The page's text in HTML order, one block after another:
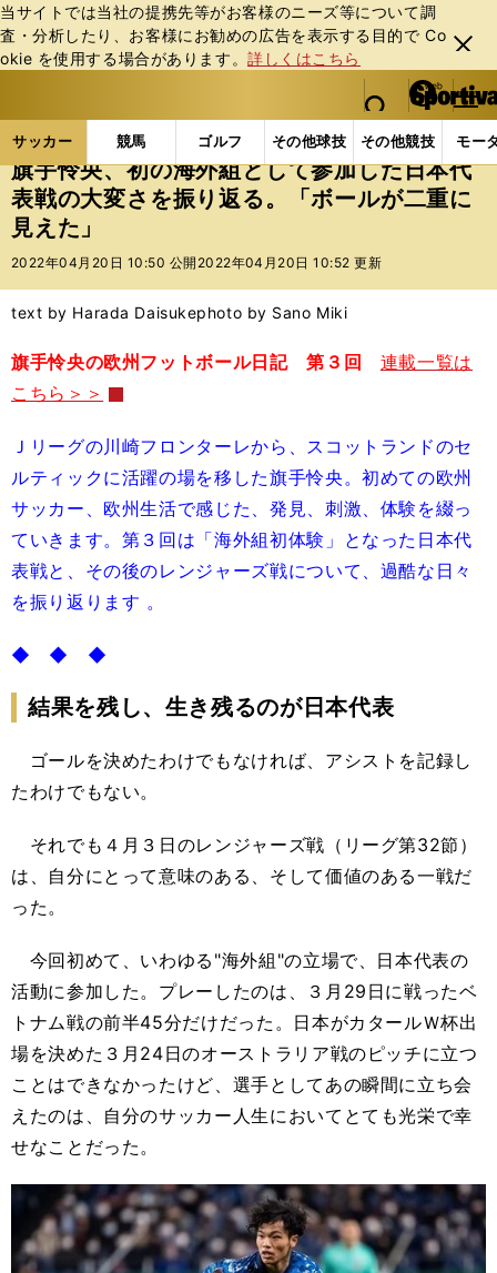
当サイトでは当社の提携先等がお客様のニーズ等について調
査・分析したり、お客様にお勧めの広告を表⽰する⽬的で Co
okie を使⽤する場合があります。詳しくはこちら
閉じ
る
web Sportiva (webスポルティーバ)
検索
マイペ
ー
ジ
メニュ
サッカー 競馬 ゴルフ その他球技 その他競技 モー
ス
ポ
ル
テ
ー
バ
サッカーの記事一覧 海外サッカー 海外サッカー
旗手怜央、初の海外組として参加した日本代
表戦の大変さを振り返る。「ボールが二重に
見えた」
2022年04月20日 10:50 公開 2022年04月20日 10:52 更新
text by Harada Daisukephoto by Sano Miki
旗手怜央の欧州フットボール日記 第３回
連載一覧は
こちら＞＞
Ｊリーグの川崎フロンターレから、スコットランドのセ
ルティックに活躍の場を移した旗手怜央。初めての欧州
サッカー、欧州生活で感じた、発見、刺激、体験を綴っ
ていきます。第３回は「海外組初体験」となった日本代
表戦と、その後のレンジャーズ戦について、過酷な日々
を振り返ります 。
◆ ◆ ◆
結果を残し、生き残るのが日本代表
ゴールを決めたわけでもなければ、アシストを記録し
たわけでもない。
それでも４月３日のレンジャーズ戦（リーグ第32節）
は、自分にとって意味のある、そして価値のある一戦だ
った。
今回初めて、いわゆる"海外組"の立場で、日本代表の
活動に参加した。プレーしたのは、３月29日に戦ったベ
トナム戦の前半45分だけだった。日本がカタールＷ杯出
場を決めた３月24日のオーストラリア戦のピッチに立つ
ことはできなかったけど、選手としてあの瞬間に立ち会
えたのは、自分のサッカー人生においてとても光栄で幸
せなことだった。